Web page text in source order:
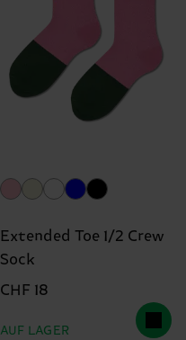
Extended Toe 1/2 Crew
Sock
CHF 18
AUF LAGER